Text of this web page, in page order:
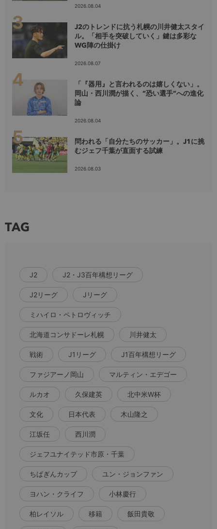
2026.08.04
J2のトレンドに抗う札幌の川井健太スタイ
ル。「相手を突破していく」鍵は多彩な
WG陣の仕掛け
2026.08.07
「『器用』と言われるのは嬉しくない」。
岡山・西川潤が描く、”恐い選手”への進化
論
2026.08.04
問われる「自分たちのサッカー」。J1に挑
むジェフ千葉が直面する試練
2026.08.03
TAG
J2 J2・J3百年構想リーグ
J2リーグ Jリーグ
ミハイロ・ペトロヴィッチ
北海道コンサドーレ札幌 川井健太
戦術 J1リーグ J1百年構想リーグ
ファジアーノ岡山 マルティン・エデゴー
ルカオ 久保建英 北中米W杯
文化 日本代表 木山隆之
江坂任 西川潤
ジェフユナイテッド市原・千葉
ちばぎんカップ ユン・ジョンファン
ヨハン・クライフ 小林慶行
柏レイソル 移籍 飯田貴敬